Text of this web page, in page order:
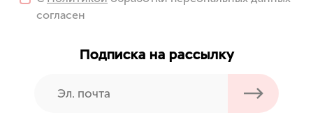
согласен
Подписка на рассылку